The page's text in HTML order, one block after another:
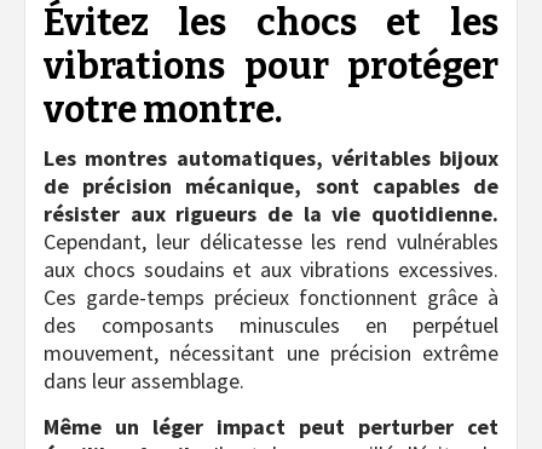
Évitez les chocs et les
vibrations pour protéger
votre montre.
Les montres automatiques, véritables bijoux
de précision mécanique, sont capables de
résister aux rigueurs de la vie quotidienne.
Cependant, leur délicatesse les rend vulnérables
aux chocs soudains et aux vibrations excessives.
Ces garde-temps précieux fonctionnent grâce à
des composants minuscules en perpétuel
mouvement, nécessitant une précision extrême
dans leur assemblage.
Même un léger impact peut perturber cet